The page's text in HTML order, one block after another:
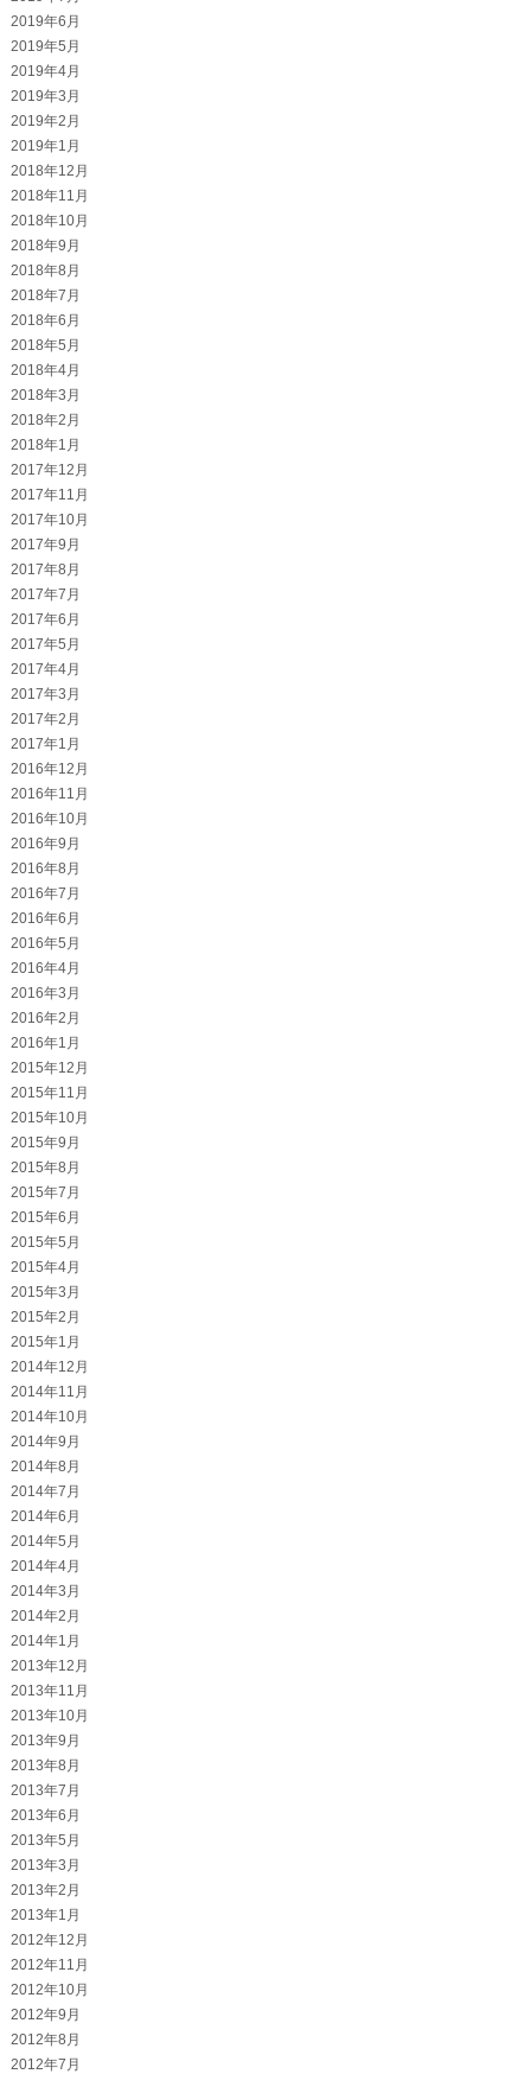
2019年6月
2019年5月
2019年4月
2019年3月
2019年2月
2019年1月
2018年12月
2018年11月
2018年10月
2018年9月
2018年8月
2018年7月
2018年6月
2018年5月
2018年4月
2018年3月
2018年2月
2018年1月
2017年12月
2017年11月
2017年10月
2017年9月
2017年8月
2017年7月
2017年6月
2017年5月
2017年4月
2017年3月
2017年2月
2017年1月
2016年12月
2016年11月
2016年10月
2016年9月
2016年8月
2016年7月
2016年6月
2016年5月
2016年4月
2016年3月
2016年2月
2016年1月
2015年12月
2015年11月
2015年10月
2015年9月
2015年8月
2015年7月
2015年6月
2015年5月
2015年4月
2015年3月
2015年2月
2015年1月
2014年12月
2014年11月
2014年10月
2014年9月
2014年8月
2014年7月
2014年6月
2014年5月
2014年4月
2014年3月
2014年2月
2014年1月
2013年12月
2013年11月
2013年10月
2013年9月
2013年8月
2013年7月
2013年6月
2013年5月
2013年3月
2013年2月
2013年1月
2012年12月
2012年11月
2012年10月
2012年9月
2012年8月
2012年7月